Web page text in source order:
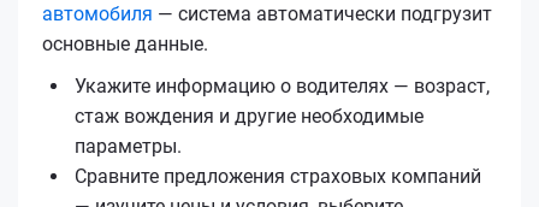
автомобиля — система автоматически подгрузит
основные данные.
Укажите информацию о водителях — возраст,
стаж вождения и другие необходимые
параметры.
Сравните предложения страховых компаний